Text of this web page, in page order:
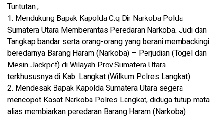
Tuntutan ;
1. Mendukung Bapak Kapolda C.q Dir Narkoba Polda
Sumatera Utara Memberantas Peredaran Narkoba, Judi dan
Tangkap bandar serta orang-orang yang berani membackingi
beredarnya Barang Haram (Narkoba) – Perjudian (Togel dan
Mesin Jackpot) di Wilayah Prov.Sumatera Utara
terkhususnya di Kab. Langkat (Wilkum Polres Langkat).
2. Mendesak Bapak Kapolda Sumatera Utara segera
mencopot Kasat Narkoba Polres Langkat, diduga tutup mata
alias membiarkan peredaran Barang Haram (Narkoba)